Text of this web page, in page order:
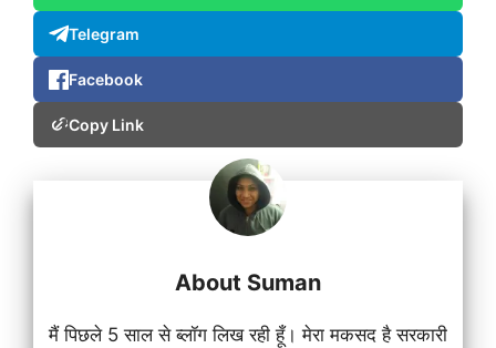
Telegram
Facebook
Copy Link
About Suman
मैं पिछले 5 साल से ब्लॉग लिख रही हूँ। मेरा मकसद है सरकारी